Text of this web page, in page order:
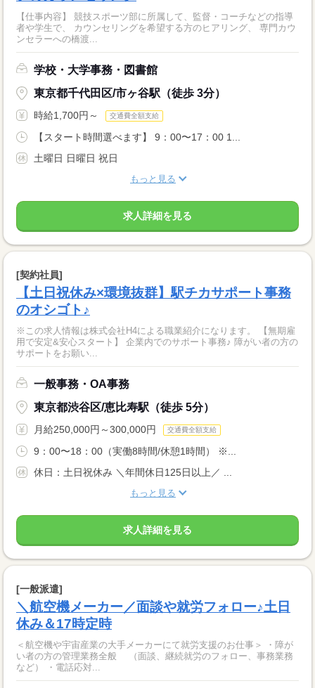
【仕事内容】 競技スポーツ部に所属して、監督・コーチなどの指導
者や学生で、 カウンセリングを希望する方のヒアリング、 専門カウ
ンセラーへの橋渡...
学校・大学事務・図書館
東京都千代田区/市ヶ谷駅（徒歩 3分）
時給1,700円～ 交通費全額支給
【スタート時間選べます】 9：00〜17：00 1...
土曜日 日曜日 祝日
もっと見る
求人詳細を見る
[契約社員]
【土日祝休み×環境抜群】駅チカサポート事務
のオシゴト♪
※この求人情報は株式会社H4による職業紹介になります。 【無期雇
用で安定&安心スタート】 企業内でのサポート事務♪ 障がい者の方の
サポートをお願い...
一般事務・OA事務
東京都渋谷区/恵比寿駅（徒歩 5分）
月給250,000円～300,000円 交通費全額支給
9：00〜18：00（実働8時間/休憩1時間） ※...
休日：土日祝休み ＼年間休日125日以上／ ...
もっと見る
求人詳細を見る
[一般派遣]
＼航空機メーカー／面談や就労フォロー♪土日
休み＆17時定時
＜航空機や宇宙産業の大手メーカーにて就労支援のお仕事＞ ・障が
い者の方の管理業務全般 （面談、継続就労のフォロー、事務業務
など） ・電話応対...